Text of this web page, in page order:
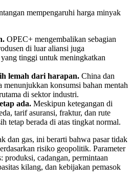
mempengaruhi harga minyak
OPEC+ mengembalikan sebagian
di luar aliansi juga
tinggi untuk meningkatkan
lemah dari harapan. China dan
menunjukkan konsumsi bahan mentah
di sektor industri.
ada. Meskipun ketegangan di
tarif asuransi, fraktur, dan rute
tetap berada di atas tingkat normal.
dan gas, ini berarti bahwa pasar tidak
risiko geopolitik. Parameter
cadangan, permintaan
kilang, dan kebijakan pemasok